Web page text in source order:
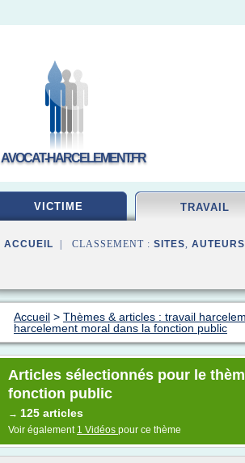
AVOCAT-HARCELEMENT.FR
VICTIME TRAVAIL
ACCUEIL | CLASSEMENT : SITES,
Accueil > Thèmes & articles : travail
harcelement moral dans la fonction public
Articles sélectionnés pour le
fonction public
→ 125 articles
Voir également 1 Vidéos pour ce thème